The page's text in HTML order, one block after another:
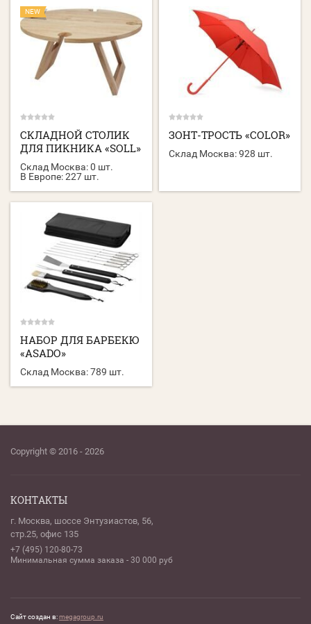
NEW
СКЛАДНОЙ СТОЛИК
ДЛЯ ПИКНИКА «SOLL»
Склад Москва:0 шт.
В Европе:227 шт.
ЗОНТ-ТРОСТЬ «COLOR»
Склад Москва: 928 шт.
НАБОР ДЛЯ БАРБЕКЮ
«ASADO»
Склад Москва:789 шт.
Copyright © 2016 - 2026
КОНТАКТЫ
г. Москва, шоссе Энтузиастов, 56,
стр.25, офис 135
+7 (495) 120-80-73
Минимальная сумма заказа - 30 000 руб
Сайт создан в:megagroup.ru